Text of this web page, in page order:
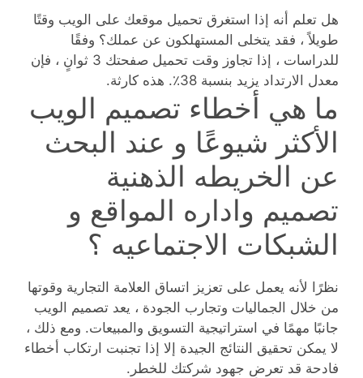
هل تعلم أنه إذا استغرق تحميل موقعك على الويب وقتًا
طويلاً ، فقد يتخلى المستهلكون عن عملك؟ وفقًا
للدراسات ، إذا تجاوز وقت تحميل صفحتك 3 ثوانٍ ، فإن
معدل الارتداد يزيد بنسبة 38٪. هذه كارثة.
ما هي أخطاء تصميم الويب
الأكثر شيوعًا و عند البحث
عن الخريطه الذهنية
تصميم واداره المواقع و
الشبكات الاجتماعيه ؟
نظرًا لأنه يعمل على تعزيز اتساق العلامة التجارية وقوتها
من خلال الجماليات وتجارب الجودة ، يعد تصميم الويب
جانبًا مهمًا في استراتيجية التسويق والمبيعات. ومع ذلك ،
لا يمكن تحقيق النتائج الجيدة إلا إذا تجنبت ارتكاب أخطاء
فادحة قد تعرض جهود شركتك للخطر.